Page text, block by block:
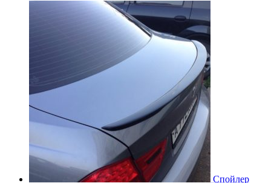
Спойлер